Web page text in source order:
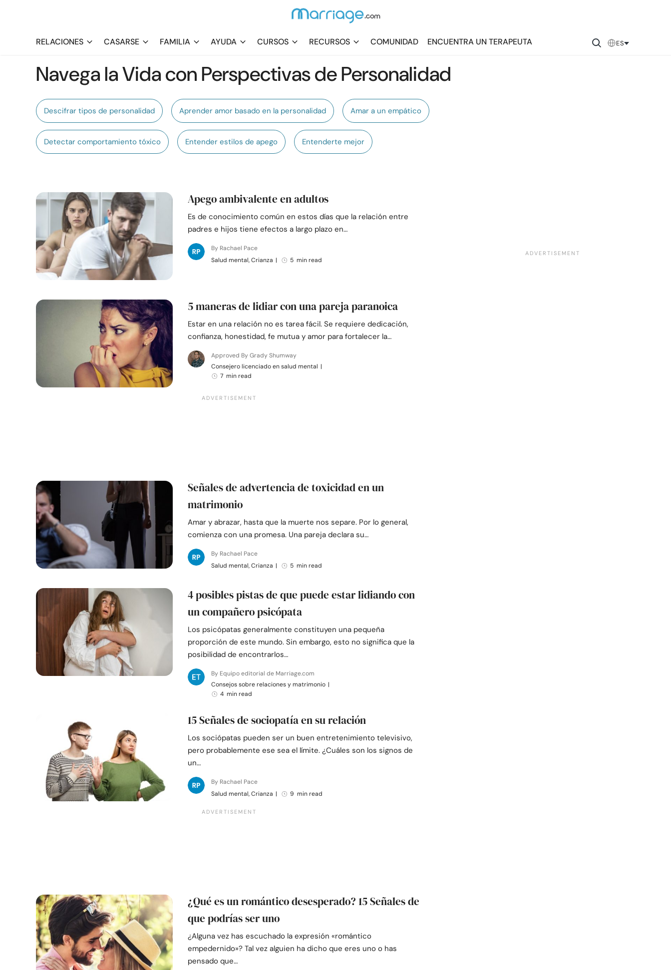
RELACIONES CASARSE FAMILIA AYUDA CURSOS RECURSOS COMUNIDAD ENCUENTRA UN TERAPEUTA ES
Navega la Vida con Perspectivas de Personalidad
Descifrar tipos de personalidad Aprender amor basado en la personalidad Amar a un empático
Detectar comportamiento tóxico Entender estilos de apego Entenderte mejor
Apego ambivalente en adultos
Es de conocimiento común en estos días que la relación entre
padres e hijos tiene efectos a largo plazo en…
By Rachael Pace
Salud mental, Crianza | 5 min read
5 maneras de lidiar con una pareja paranoica
Estar en una relación no es tarea fácil. Se requiere dedicación,
confianza, honestidad, fe mutua y amor para fortalecer la…
Approved By Grady Shumway
Consejero licenciado en salud mental |
7 min read
Señales de advertencia de toxicidad en un
matrimonio
Amar y abrazar, hasta que la muerte nos separe. Por lo general,
comienza con una promesa. Una pareja declara su…
By Rachael Pace
Salud mental, Crianza | 5 min read
4 posibles pistas de que puede estar lidiando con
un compañero psicópata
Los psicópatas generalmente constituyen una pequeña
proporción de este mundo. Sin embargo, esto no significa que la
posibilidad de encontrarlos…
By Equipo editorial de Marriage.com
Consejos sobre relaciones y matrimonio |
4 min read
15 Señales de sociopatía en su relación
Los sociópatas pueden ser un buen entretenimiento televisivo,
pero probablemente ese sea el límite. ¿Cuáles son los signos de
un…
By Rachael Pace
Salud mental, Crianza | 9 min read
¿Qué es un romántico desesperado? 15 Señales de
que podrías ser uno
¿Alguna vez has escuchado la expresión «romántico
empedernido»? Tal vez alguien ha dicho que eres uno o has
pensado que…